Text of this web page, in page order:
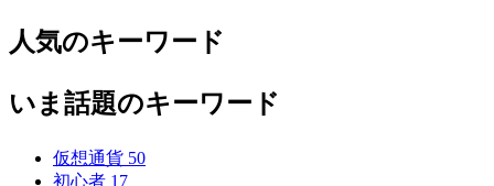
人気のキーワード
いま話題のキーワード
仮想通貨 50
初心者 17